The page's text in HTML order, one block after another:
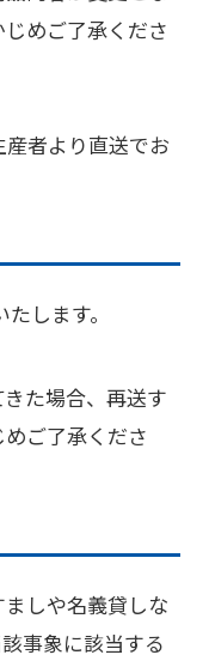
めご了承くださ
者より直送でお
します。
た場合、再送す
ご了承くださ
しや名義貸しな
事象に該当する